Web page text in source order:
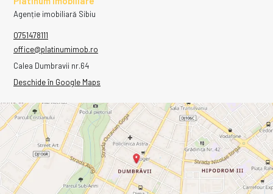
Agenție imobiliară Sibiu
0751478111
office@platinumimob.ro
Calea Dumbravii nr.64
Deschide în Google Maps